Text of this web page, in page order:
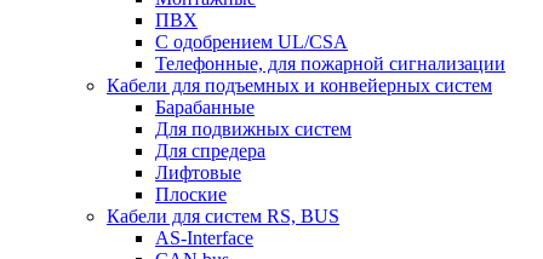
ПВХ
С одобрением UL/CSA
Телефонные, для пожарной сигнализации
Кабели для подъемных и конвейерных систем
Барабанные
Для подвижных систем
Для спредера
Лифтовые
Плоские
Кабели для систем RS, BUS
AS-Interface